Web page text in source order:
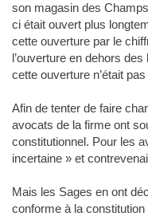
son magasin des
ci était ouvert plus
cette ouverture par le
l’ouverture en dehors
cette ouverture n’était
Afin de tenter de faire
avocats de la firme ont
constitutionnel. Pour les
incertaine » et
Mais les Sages en ont
conforme à la